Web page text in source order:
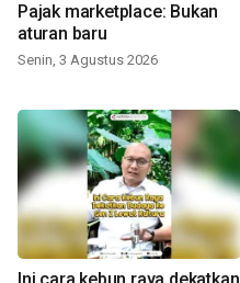
Pajak marketplace: Bukan
aturan baru
Senin, 3 Agustus 2026